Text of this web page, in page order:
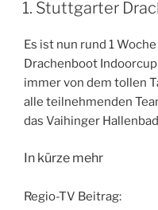
1. Stuttgarter
Es ist nun rund 1
Drachenboot
immer von dem tollen
alle teilnehmenden
das Vaihinger
In kürze mehr
Regio-TV Beitrag: